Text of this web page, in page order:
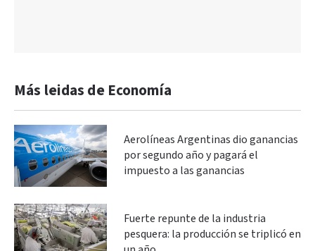
Más leidas de Economía
Aerolíneas Argentinas dio ganancias
por segundo año y pagará el
impuesto a las ganancias
Fuerte repunte de la industria
pesquera: la producción se triplicó en